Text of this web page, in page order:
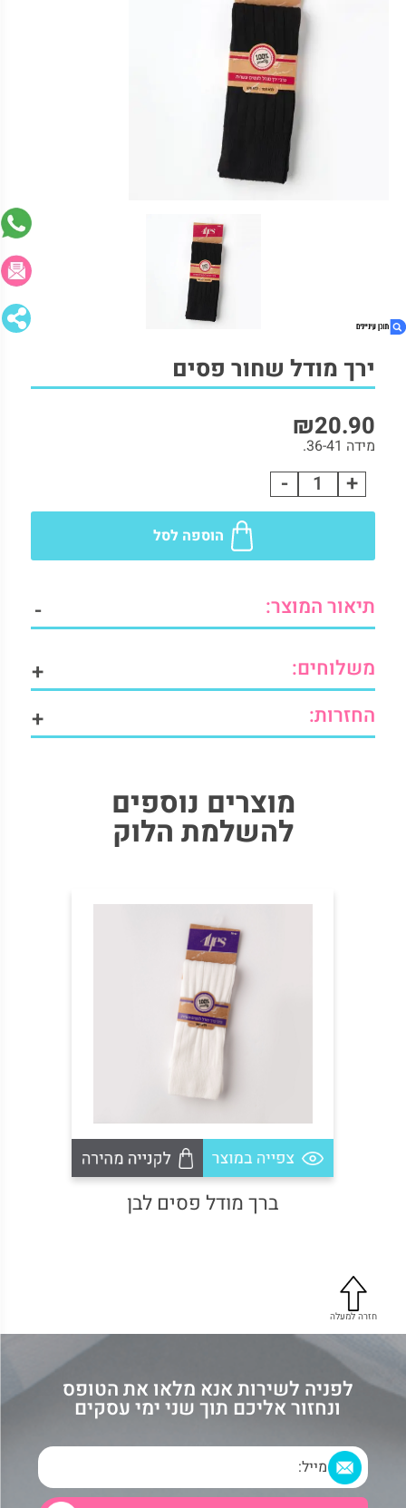
ירך מודל שחור פסים
₪20.90
מידה 36-41.
ירך
מודל
+
-
הוספה לסל
תיאור המוצר: -
משלוחים: +
החזרות: +
מוצרים נוספים
להשלמת הלוק
ברך מודל פסים לבן
חזרה למעלה
לפניה לשירות אנא מלאו את הטופס
ונחזור אליכם תוך שני ימי עסקים